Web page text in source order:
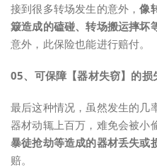
接到很多转场发生的意外，像
簸造成的磕碰、转场搬运摔坏
意外，此保险也能进行赔付。
05、 可保障【器材失窃】的损
最后这种情况，虽然发生的几
器材动辄上百万，难免会被小
暴徒抢劫等造成的器材丢失或
赔。